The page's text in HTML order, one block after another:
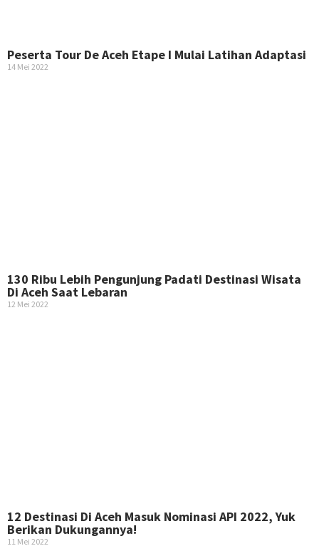
Peserta Tour De Aceh Etape I Mulai Latihan Adaptasi
14 Mei 2022
130 Ribu Lebih Pengunjung Padati Destinasi Wisata
Di Aceh Saat Lebaran
12 Mei 2022
12 Destinasi Di Aceh Masuk Nominasi API 2022, Yuk
Berikan Dukungannya!
11 Mei 2022